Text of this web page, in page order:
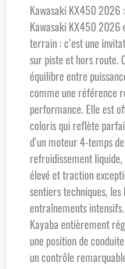
Kawasaki KX450 2026
Kawasaki KX450 2026
terrain : c’est une
sur piste et hors route.
équilibre entre
comme une référence
performance. Elle est
coloris qui reflète
d’un moteur 4-temps
refroidissement
élevé et traction
sentiers techniques,
entraînements
Kayaba entièrement
une position de
un contrôle